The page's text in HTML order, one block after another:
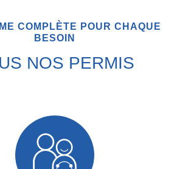
COMPLÈTE POUR CHAQUE
BESOIN
NOS PERMIS